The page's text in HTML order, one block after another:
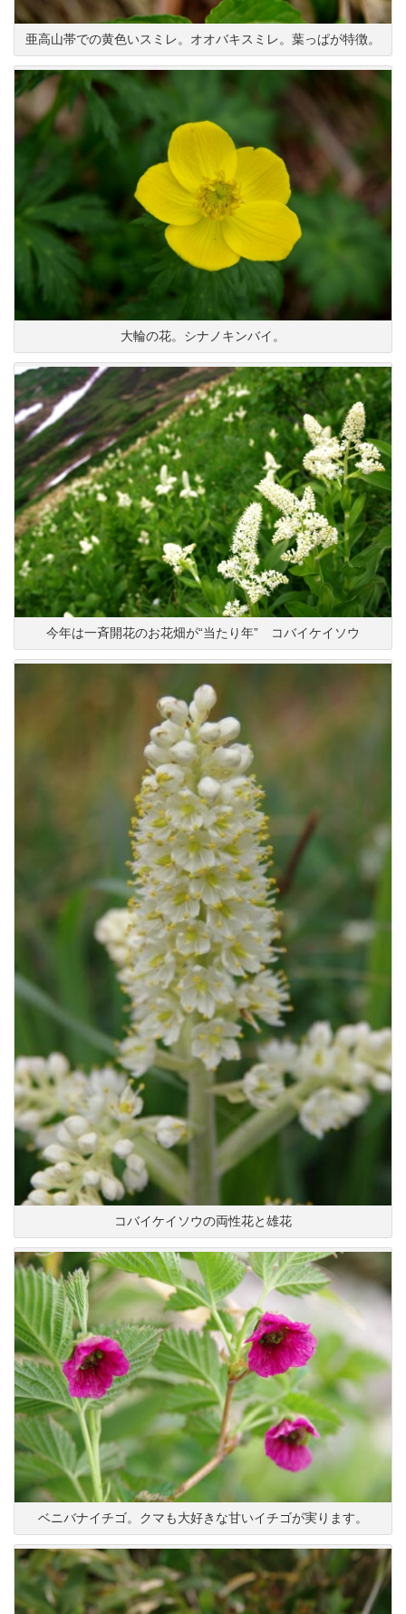
亜高山帯での黄色いスミレ。オオバキスミレ。葉っぱが特徴。
大輪の花。シナノキンバイ。
今年は一斉開花のお花畑が“当たり年” コバイケイソウ
コバイケイソウの両性花と雄花
ベニバナイチゴ。クマも大好きな甘いイチゴが実ります。